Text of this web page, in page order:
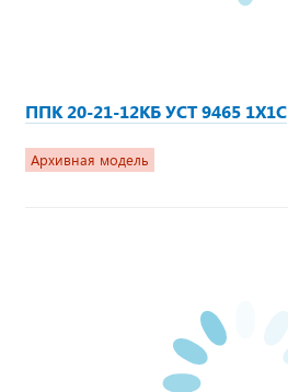
ППК 20-21-12КБ УСТ 9465 1Х1С
Архивная модель